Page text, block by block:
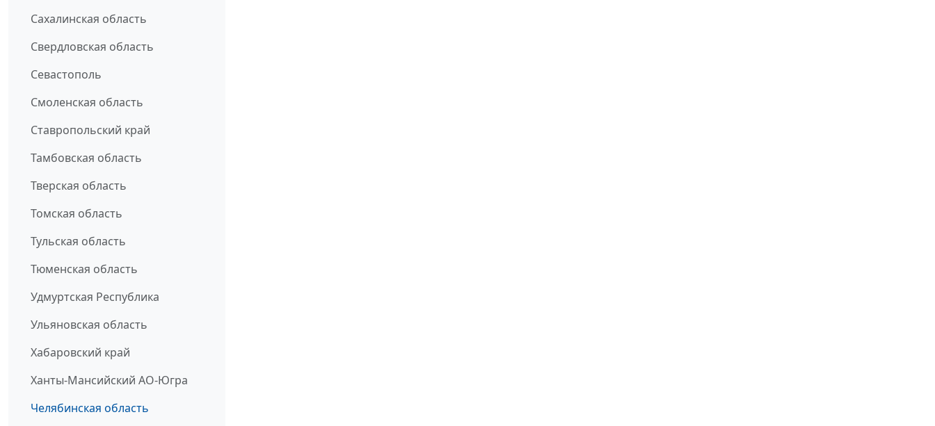
Сахалинская область
Свердловская область
Севастополь
Смоленская область
Ставропольский край
Тамбовская область
Тверская область
Томская область
Тульская область
Тюменская область
Удмуртская Республика
Ульяновская область
Хабаровский край
Ханты-Мансийский АО-Югра
Челябинская область